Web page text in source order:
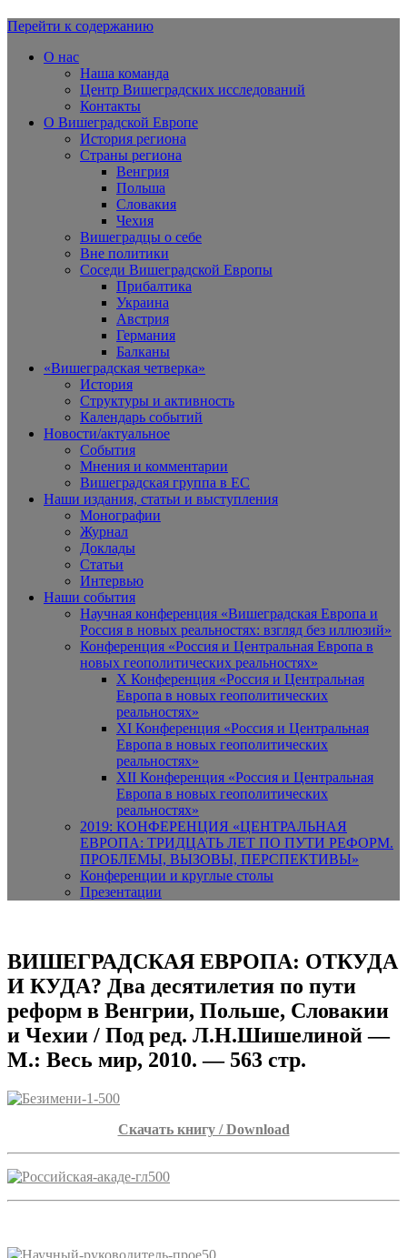
Вишеградская Европа
Перейти к содержанию
О нас
Наша команда
Центр Вишеградских исследований
Контакты
О Вишеградской Европе
История региона
Страны региона
Венгрия
Польша
Словакия
Чехия
Вишеградцы о себе
Вне политики
Соседи Вишеградской Европы
Прибалтика
Украина
Австрия
Германия
Балканы
«Вишеградская четверка»
История
Структуры и активность
Календарь событий
Новости/актуальное
События
Мнения и комментарии
Вишеградская группа в ЕС
Наши издания, статьи и выступления
Монографии
Журнал
Доклады
Статьи
Интервью
Наши события
Научная конференция «Вишеградская Европа и
Россия в новых реальностях: взгляд без иллюзий»
Конференция «Россия и Центральная Европа в
новых геополитических реальностях»
X Конференция «Россия и Центральная
Европа в новых геополитических
реальностях»
XI Конференция «Россия и Центральная
Европа в новых геополитических
реальностях»
XII Конференция «Россия и Центральная
Европа в новых геополитических
реальностях»
2019: КОНФЕРЕНЦИЯ «ЦЕНТРАЛЬНАЯ
ЕВРОПА: ТРИДЦАТЬ ЛЕТ ПО ПУТИ РЕФОРМ.
ПРОБЛЕМЫ, ВЫЗОВЫ, ПЕРСПЕКТИВЫ»
Конференции и круглые столы
Презентации
ВИШЕГРАДСКАЯ ЕВРОПА: ОТКУДА
И КУДА? Два десятилетия по пути
реформ в Венгрии, Польше, Словакии
и Чехии / Под ред. Л.Н.Шишелиной —
М.: Весь мир, 2010. — 563 стр.
Скачать книгу / Download